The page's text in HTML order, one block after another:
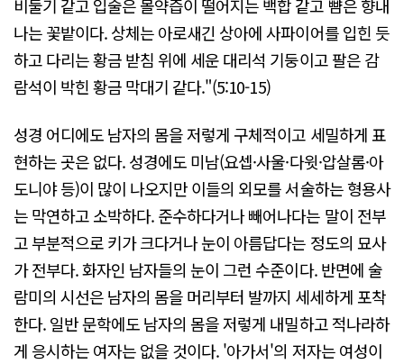
비둘기 같고 입술은 몰약즙이 떨어지는 백합 같고 뺨은 향내
나는 꽃밭이다. 상체는 아로새긴 상아에 사파이어를 입힌 듯
하고 다리는 황금 받침 위에 세운 대리석 기둥이고 팔은 감
람석이 박힌 황금 막대기 같다."(5:10-15)
성경 어디에도 남자의 몸을 저렇게 구체적이고 세밀하게 표
현하는 곳은 없다. 성경에도 미남(요셉·사울·다윗·압살롬·아
도니야 등)이 많이 나오지만 이들의 외모를 서술하는 형용사
는 막연하고 소박하다. 준수하다거나 빼어나다는 말이 전부
고 부분적으로 키가 크다거나 눈이 아름답다는 정도의 묘사
가 전부다. 화자인 남자들의 눈이 그런 수준이다. 반면에 술
람미의 시선은 남자의 몸을 머리부터 발까지 세세하게 포착
한다. 일반 문학에도 남자의 몸을 저렇게 내밀하고 적나라하
게 응시하는 여자는 없을 것이다. '아가서'의 저자는 여성이